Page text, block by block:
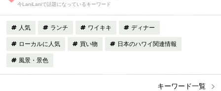
今LaniLaniで話題になっているキーワード
人気 ランチ ワイキキ ディナー
ローカルに人気 買い物 日本のハワイ関連情報
風景・景色
キーワード一覧